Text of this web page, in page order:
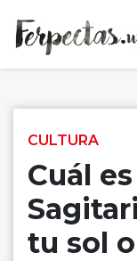
CULTURA
Cuál
tu sol